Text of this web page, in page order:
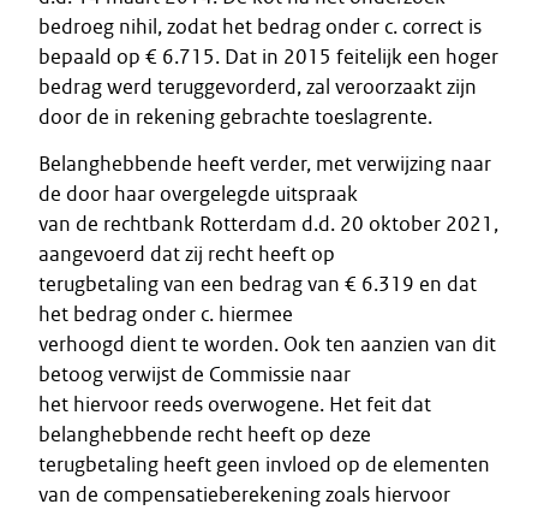
bedroeg nihil, zodat het bedrag onder c. correct is
bepaald op € 6.715. Dat in 2015 feitelijk een hoger
bedrag werd teruggevorderd, zal veroorzaakt zijn
door de in rekening gebrachte toeslagrente.
Belanghebbende heeft verder, met verwijzing naar
de door haar overgelegde uitspraak
van de rechtbank Rotterdam d.d. 20 oktober 2021,
aangevoerd dat zij recht heeft op
terugbetaling van een bedrag van € 6.319 en dat
het bedrag onder c. hiermee
verhoogd dient te worden. Ook ten aanzien van dit
betoog verwijst de Commissie naar
het hiervoor reeds overwogene. Het feit dat
belanghebbende recht heeft op deze
terugbetaling heeft geen invloed op de elementen
van de compensatieberekening zoals hiervoor